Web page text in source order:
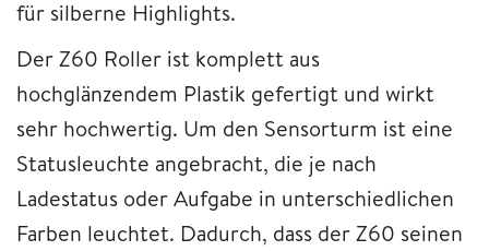
für silberne Highlights.
Der Z60 Roller ist komplett aus
hochglänzendem Plastik gefertigt und wirkt
sehr hochwertig. Um den Sensorturm ist eine
Statusleuchte angebracht, die je nach
Ladestatus oder Aufgabe in unterschiedlichen
Farben leuchtet. Dadurch, dass der Z60 seinen